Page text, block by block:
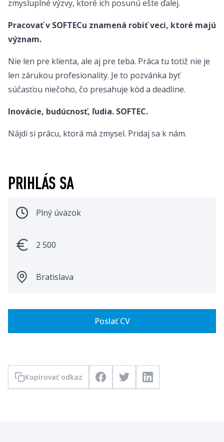
zmysluplné výzvy, ktoré ich posunú ešte ďalej.
Pracovať v SOFTECu znamená robiť veci, ktoré majú
význam.
Nie len pre klienta, ale aj pre teba. Práca tu totiž nie je
len zárukou profesionality. Je to pozvánka byť
súčasťou niečoho, čo presahuje kód a deadline.
Inovácie, budúcnosť, ľudia. SOFTEC.
Nájdi si prácu, ktorá má zmysel. Pridaj sa k nám.
PRIHLÁS SA
Plný úväzok
2 500
Bratislava
Poslať CV
Kopírovať odkaz FacebookTwitterLinkedIn